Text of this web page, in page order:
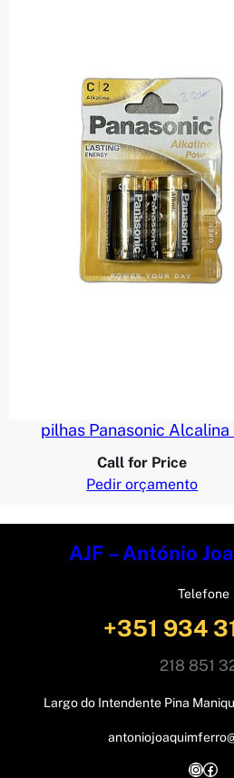
pilhas Panasonic Alcalina
Call for Price
Pedir orçamento
AJF – António
Telefone
+351 934
218 851
Largo do Intendente Pina
InstagramFacebook